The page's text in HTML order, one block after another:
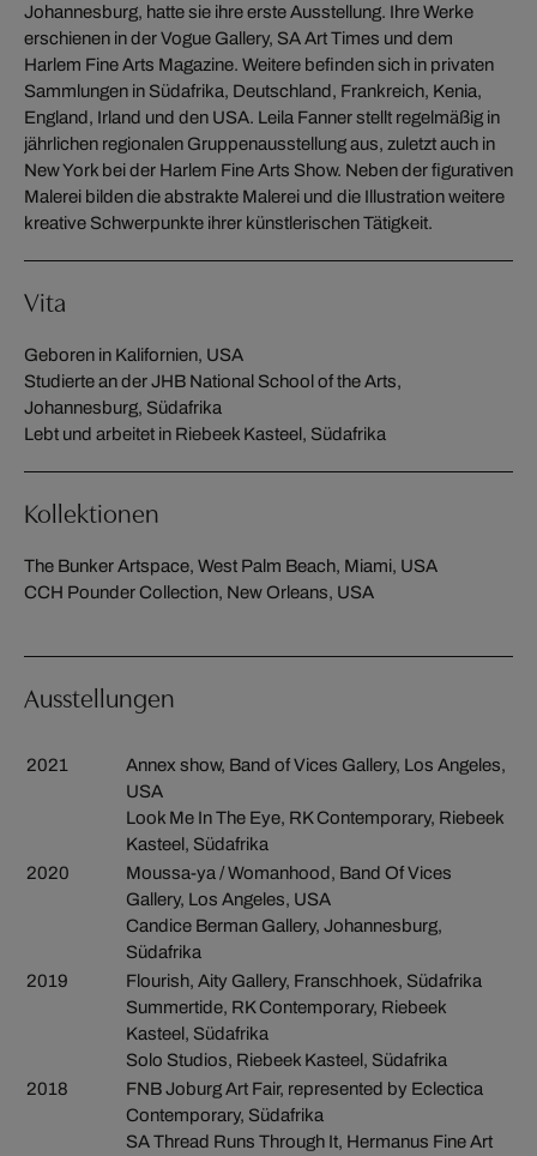
Johannesburg, hatte sie ihre erste Ausstellung. Ihre Werke
erschienen in der Vogue Gallery, SA Art Times und dem
Harlem Fine Arts Magazine. Weitere befinden sich in privaten
Sammlungen in Südafrika, Deutschland, Frankreich, Kenia,
England, Irland und den USA. Leila Fanner stellt regelmäßig in
jährlichen regionalen Gruppenausstellung aus, zuletzt auch in
New York bei der Harlem Fine Arts Show. Neben der figurativen
Malerei bilden die abstrakte Malerei und die Illustration weitere
kreative Schwerpunkte ihrer künstlerischen Tätigkeit.
Vita
Geboren in Kalifornien, USA
Studierte an der JHB National School of the Arts,
Johannesburg, Südafrika
Lebt und arbeitet in Riebeek Kasteel, Südafrika
Kollektionen
The Bunker Artspace, West Palm Beach, Miami, USA
CCH Pounder Collection, New Orleans, USA
Ausstellungen
2021
Annex show, Band of Vices Gallery, Los Angeles,
USA
Look Me In The Eye, RK Contemporary, Riebeek
Kasteel, Südafrika
2020
Moussa-ya / Womanhood, Band Of Vices
Gallery, Los Angeles, USA
Candice Berman Gallery, Johannesburg,
Südafrika
2019
Flourish, Aity Gallery, Franschhoek, Südafrika
Summertide, RK Contemporary, Riebeek
Kasteel, Südafrika
Solo Studios, Riebeek Kasteel, Südafrika
2018
FNB Joburg Art Fair, represented by Eclectica
Contemporary, Südafrika
SA Thread Runs Through It, Hermanus Fine Art